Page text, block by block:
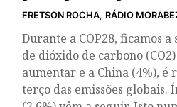
FRETSON ROCHA, RÁDIO
Durante a COP28, ficamos a
de dióxido de carbono
aumentar e a China (4%), é
terço das emissões globais.